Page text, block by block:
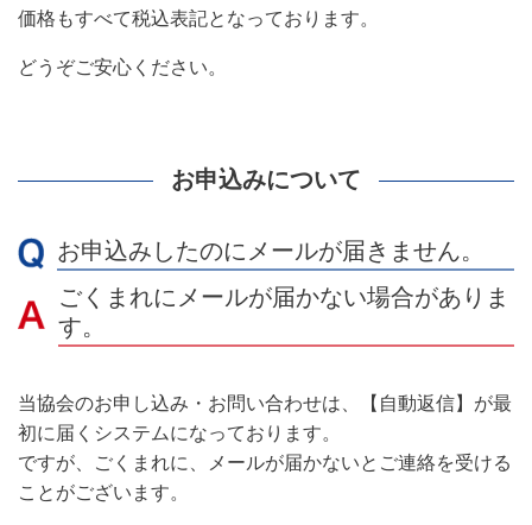
価格もすべて税込表記となっております。
どうぞご安心ください。
お申込みについて
お申込みしたのにメールが届きません。
ごくまれにメールが届かない場合がありま
す。
当協会のお申し込み・お問い合わせは、【自動返信】が最
初に届くシステムになっております。
ですが、ごくまれに、メールが届かないとご連絡を受ける
ことがございます。